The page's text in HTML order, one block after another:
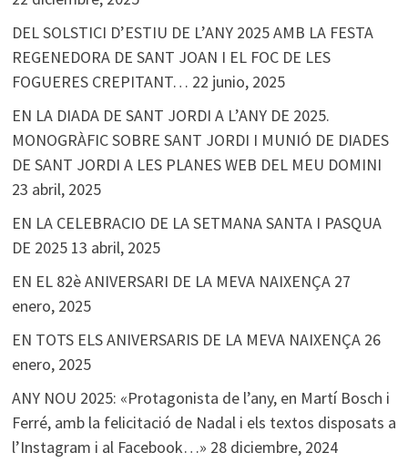
DEL SOLSTICI D’ESTIU DE L’ANY 2025 AMB LA FESTA
REGENEDORA DE SANT JOAN I EL FOC DE LES
FOGUERES CREPITANT… 22 junio, 2025
EN LA DIADA DE SANT JORDI A L’ANY DE 2025.
MONOGRÀFIC SOBRE SANT JORDI I MUNIÓ DE DIADES
DE SANT JORDI A LES PLANES WEB DEL MEU DOMINI
23 abril, 2025
EN LA CELEBRACIO DE LA SETMANA SANTA I PASQUA
DE 2025 13 abril, 2025
EN EL 82è ANIVERSARI DE LA MEVA NAIXENÇA 27
enero, 2025
EN TOTS ELS ANIVERSARIS DE LA MEVA NAIXENÇA 26
enero, 2025
ANY NOU 2025: «Protagonista de l’any, en Martí Bosch i
Ferré, amb la felicitació de Nadal i els textos disposats a
l’Instagram i al Facebook…» 28 diciembre, 2024